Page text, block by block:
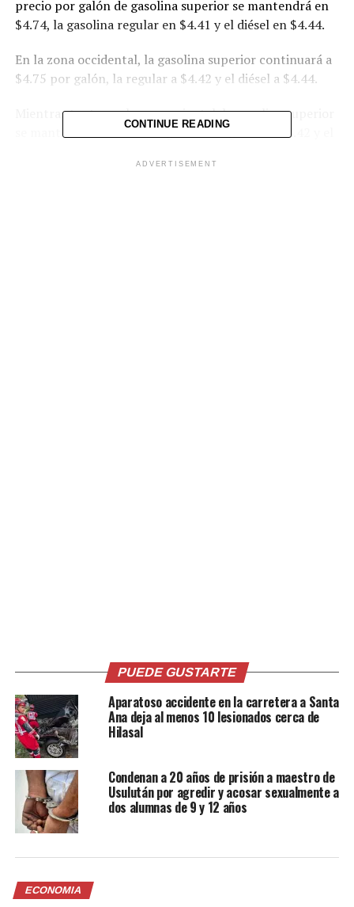
precio por galón de gasolina superior se mantendrá en
$4.74, la gasolina regular en $4.41 y el diésel en $4.44.
En la zona occidental, la gasolina superior continuará a
$4.75 por galón, la regular a $4.42 y el diésel a $4.44.
Mientras tanto, en la zona oriental, la gasolina superior
se mantendrá en $4.75, la gasolina regular en $4.42 y el
Me gusta esto:
Relacionado
CONTINUE READING
ADVERTISEMENT
PUEDE GUSTARTE
Aparatoso accidente en la carretera a Santa
Ana deja al menos 10 lesionados cerca de
Hilasal
Condenan a 20 años de prisión a maestro de
Usulután por agredir y acosar sexualmente a
dos alumnas de 9 y 12 años
ECONOMIA